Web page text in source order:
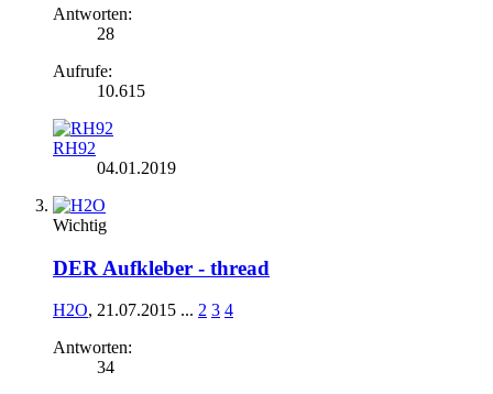
Antworten:
28
Aufrufe:
10.615
RH92
04.01.2019
Wichtig
DER Aufkleber - thread
H2O, 21.07.2015 ... 2 3 4
Antworten:
34